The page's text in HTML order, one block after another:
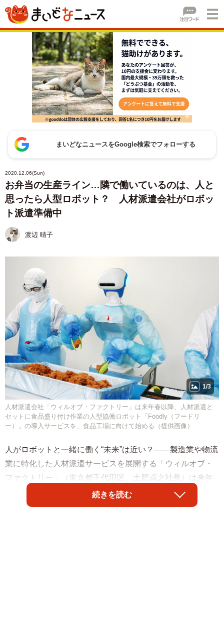
まいどなニュースをGoogle検索でフォローする
2020.12.06(Sun)
お弁当の生産ライン…隣で働いているのは、人と
思ったら人型ロボット？ 人材派遣会社がロボッ
ト派遣準備中
渡辺 晴子
1/3
人材派遣会社「ウィルオブ・ファクトリー」は来年春以降、人材派遣と
セットに食品盛り付け作業の人型協働ロボット「Foodly（フードリ
ー）」の導入サービスを、食品工場に向けて始める（提供画像）
人がロボットと一緒に働く“未来”は近い？――製造業や物流
業に特化した人材派遣サービスを展開する「ウィルオブ・
ファクトリー」（東京都千代田区、土肥貞之社長）は来年
春から、人材派遣とセットに食品盛り付け作業の人型協働
ロボット「Foodly（フードリー）」の導入サービスを、主
続きを読む